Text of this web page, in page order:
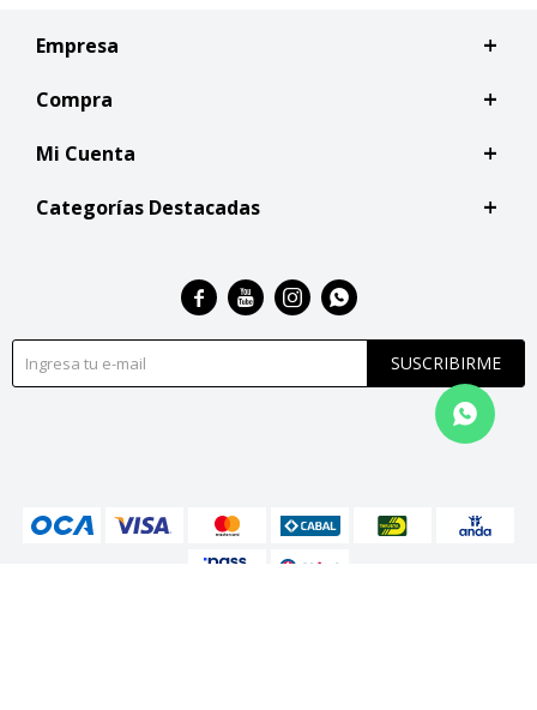
Empresa
Compra
Mi Cuenta
Categorías Destacadas
SUSCRIBIRME
   